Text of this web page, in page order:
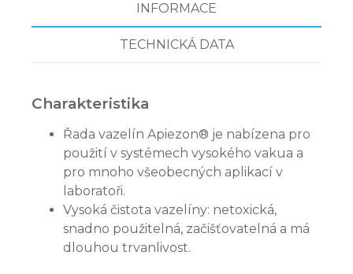
INFORMACE
TECHNICKÁ DATA
Charakteristika
Řada vazelín Apiezon® je nabízena pro
použití v systémech vysokého vakua a
pro mnoho všeobecných aplikací v
laboratoři.
Vysoká čistota vazelíny: netoxická,
snadno použitelná, začišťovatelná a má
dlouhou trvanlivost.